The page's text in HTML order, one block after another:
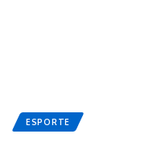
ESPORTE